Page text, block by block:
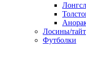
Лосины/
Футболки